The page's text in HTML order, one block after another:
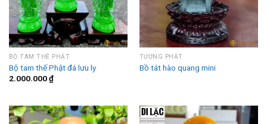
BỘ TAM THẾ PHẬT
Bộ tam thế Phật đá lưu ly
2.000.000₫
TƯỢNG PHẬT
Bồ tát hào quang mini